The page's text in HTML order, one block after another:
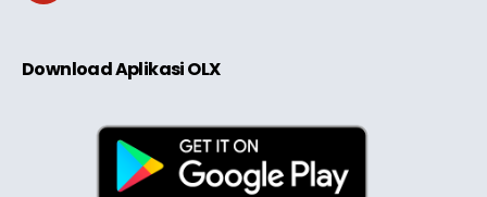
Download Aplikasi OLX